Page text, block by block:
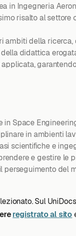
in Ingegneria
risalto al
ambiti della
didattica
in Space
in ambienti
scientifiche e
e gestire
del
Sul
registrato al sito